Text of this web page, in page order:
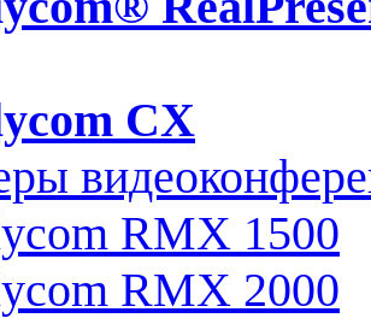
CX
RMX 1500
RMX 2000